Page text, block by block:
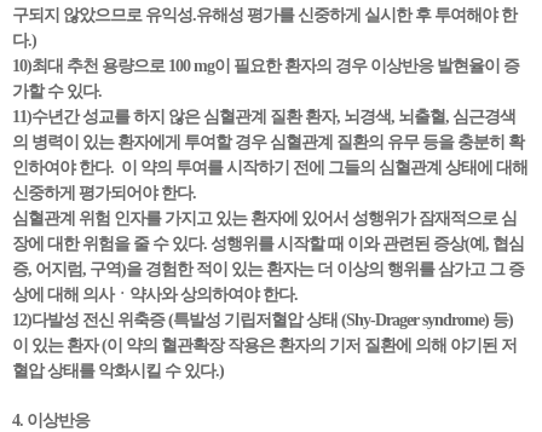
구되지 않았으므로 유익성.유해성 평가를 신중하게 실시한 후 투여해야 한
다.)
10)최대 추천 용량으로 100 mg이 필요한 환자의 경우 이상반응 발현율이 증
가할 수 있다.
11)수년간 성교를 하지 않은 심혈관계 질환 환자, 뇌경색, 뇌출혈, 심근경색
의 병력이 있는 환자에게 투여할 경우 심혈관계 질환의 유무 등을 충분히 확
인하여야 한다. 이 약의 투여를 시작하기 전에 그들의 심혈관계 상태에 대해
신중하게 평가되어야 한다.
심혈관계 위험 인자를 가지고 있는 환자에 있어서 성행위가 잠재적으로 심
장에 대한 위험을 줄 수 있다. 성행위를 시작할 때 이와 관련된 증상(예, 협심
증, 어지럼, 구역)을 경험한 적이 있는 환자는 더 이상의 행위를 삼가고 그 증
상에 대해 의사ㆍ약사와 상의하여야 한다.
12)다발성 전신 위축증 (특발성 기립저혈압 상태 (Shy-Drager syndrome) 등)
이 있는 환자 (이 약의 혈관확장 작용은 환자의 기저 질환에 의해 야기된 저
혈압 상태를 악화시킬 수 있다.)
4. 이상반응